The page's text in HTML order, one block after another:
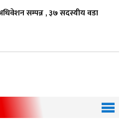
सम्पन्न , ३७ सदस्यीय वडा